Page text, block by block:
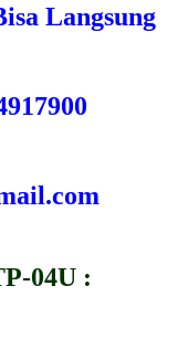
Langsung
04U :